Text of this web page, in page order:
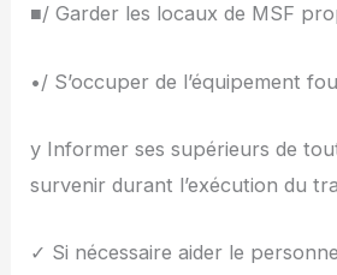
■/ Garder les locaux de MSF
•/ S’occuper de l’équipement
y Informer ses supérieurs de
survenir durant l’exécution du
✓ Si nécessaire aider le